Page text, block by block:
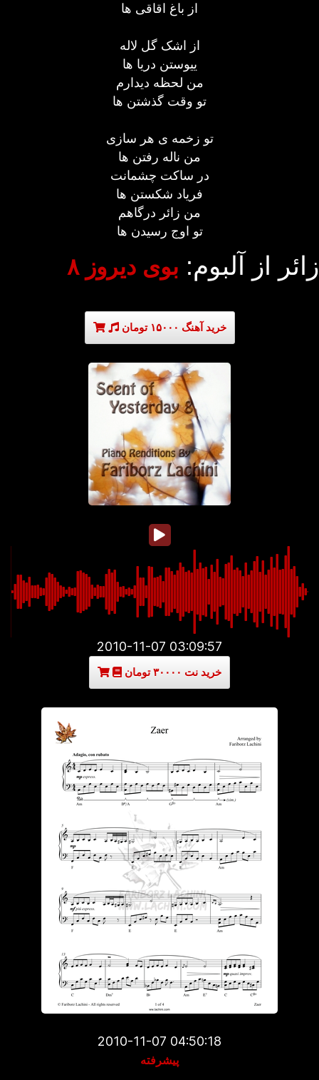
از باغ اقاقی ها
از اشک گل لاله
ییوستن دریا ها
من لحظه دیدارم
تو وقت گذشتن ها
تو زخمه ی هر سازی
من ناله رفتن ها
در ساکت چشمانت
فریاد شکستن ها
من زائر درگاهم
تو اوج رسیدن ها
زائر از آلبوم: بوی دیروز ۸
خرید آهنگ ۱۵۰۰۰ تومان
2010-11-07 03:09:57
خرید نت ۳۰۰۰۰ تومان
2010-11-07 04:50:18
پیشرفته